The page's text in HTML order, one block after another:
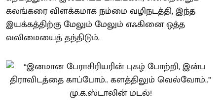
கலங்கரை விளக்கமாக நம்மை வழிநடத்தி, இந்த
இயக்கத்திற்கு மேலும் மேலும் எஃகினை ஒத்த
வலிமையைத் தந்திடும்.